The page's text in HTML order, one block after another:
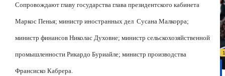
Сопровождают главу государства глава президентского кабинета
Маркос Пенья; министр иностранных дел Сусана Малкорра;
министр финансов Николас Духовне; министр сельскохозяйственной
промышленности Рикардо Буриайле; министр производства
Франсиско Кабрера.